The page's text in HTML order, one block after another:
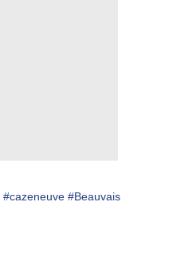
#cazeneuve #Beauvais